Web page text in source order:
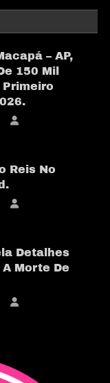
– AP,
150 Mil
Primeiro
Reis No
Detalhes
Morte De